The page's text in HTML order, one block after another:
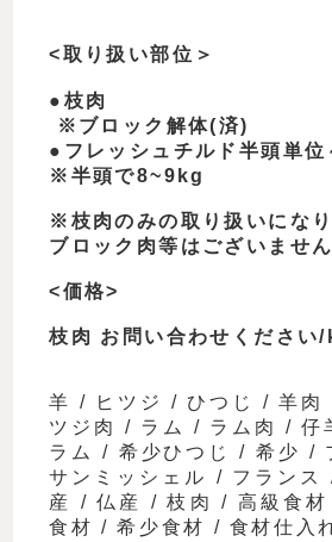
<取り扱い部位＞
● 枝肉
※ ブロック解体(済)
● フレッシュチルド半頭単位
※ 半頭で8~9kg
※ 枝肉のみの取り扱いになり
ブロック肉等はございません
<価格>
枝肉 お問い合わせください/
羊 / ヒツジ / ひつじ /羊肉
ツジ肉
/ ラム / ラム肉 /仔
ラム
/ 希少ひつじ / 希少 /
サンミッシェル
/ フランス
産
/仏産 /枝肉 / 高級食材
食材 /希少食材 / 食材仕入